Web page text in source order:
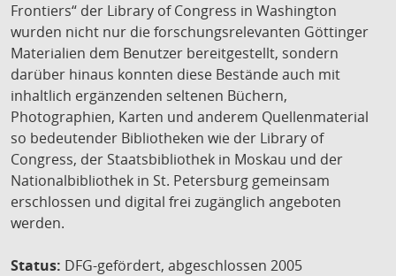
Frontiers“ der Library of Congress in Washington
wurden nicht nur die forschungsrelevanten Göttinger
Materialien dem Benutzer bereitgestellt, sondern
darüber hinaus konnten diese Bestände auch mit
inhaltlich ergänzenden seltenen Büchern,
Photographien, Karten und anderem Quellenmaterial
so bedeutender Bibliotheken wie der Library of
Congress, der Staatsbibliothek in Moskau und der
Nationalbibliothek in St. Petersburg gemeinsam
erschlossen und digital frei zugänglich angeboten
werden.
Status: DFG-gefördert, abgeschlossen 2005